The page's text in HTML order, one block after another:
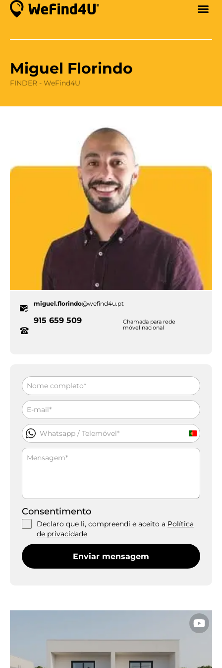
Miguel Florindo
FINDER - WeFind4U
miguel.florindo@wefind4u.pt
915 659 509
Chamada para rede
móvel nacional
+351
Consentimento
Declaro que li, compreendi e aceito a Política
de privacidade
Enviar mensagem